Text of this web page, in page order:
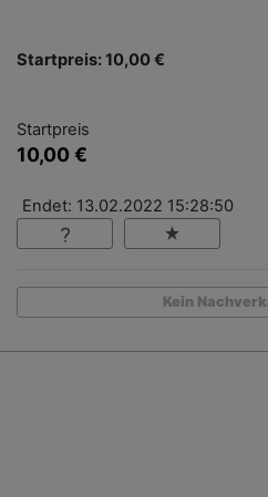
Startpreis: 10,00 €
Startpreis
10,00 €
Endet: 13.02.2022 15:28:50
Kein